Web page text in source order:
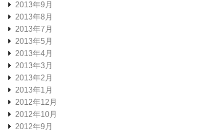
2013年9月
2013年8月
2013年7月
2013年5月
2013年4月
2013年3月
2013年2月
2013年1月
2012年12月
2012年10月
2012年9月